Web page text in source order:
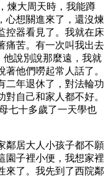
煉大周天時，我能蹲
心想關進來了，還沒煉
控器看見了。我就在床
痛苦。有一次叫我出去
他說別說那麼遠，我就
他們嘮起常人話了。
二年退休了，對法輪功
自己和家人都不好。
七十多歲了一天學也
鄰居大人小孩子都不願
園子裡小便，我想家裡
來了。我先到了西院鄰